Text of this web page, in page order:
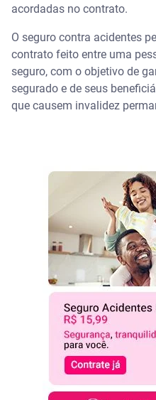
acordadas no contrato.
O seguro contra acidentes
contrato feito entre uma
seguro, com o objetivo de
segurado e de seus
que causem invalidez